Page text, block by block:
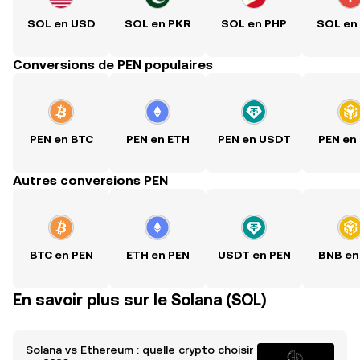
SOL en USD SOL en PKR SOL en PHP SOL en
Conversions de PEN populaires
PEN en BTC PEN en ETH PEN en USDT PEN en
Autres conversions PEN
BTC en PEN ETH en PEN USDT en PEN BNB en
En savoir plus sur le Solana (SOL)
Solana vs Ethereum : quelle crypto choisir